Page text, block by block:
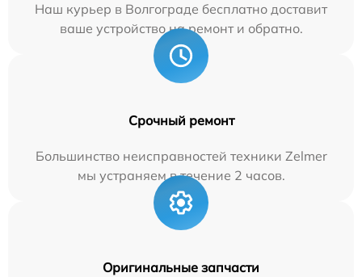
Наш курьер в Волгограде бесплатно доставит
ваше устройство на ремонт и обратно.
Срочный ремонт
Большинство неисправностей техники Zelmer
мы устраняем в течение 2 часов.
Оригинальные запчасти